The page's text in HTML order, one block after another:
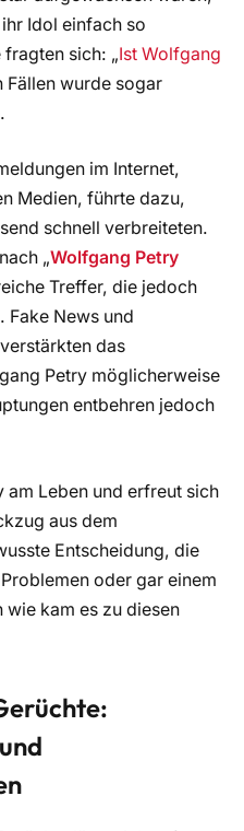
Idol einfach so
sich: „Ist Wolfgang
Fällen wurde sogar
im Internet,
Medien, führte dazu,
schnell verbreiteten.
„Wolfgang Petry
Treffer, die jedoch
Fake News und
das
Petry möglicherweise
entbehren jedoch
am Leben und erfreut sich
aus dem
Entscheidung, die
oder gar einem
kam es zu diesen